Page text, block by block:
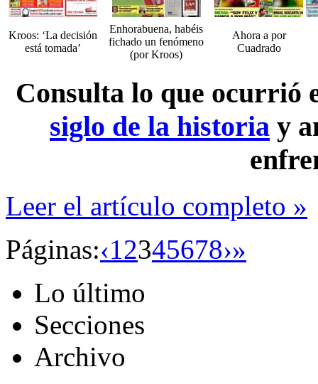
Kroos: ‘La decisión
está tomada’
Enhorabuena, habéis
fichado un fenómeno
(por Kroos)
Ahora a por
Cuadrado
Consulta lo que ocurrió
siglo de la historia y
Leer el artículo completo »
Páginas:‹12345678›»
Lo último
Secciones
Archivo